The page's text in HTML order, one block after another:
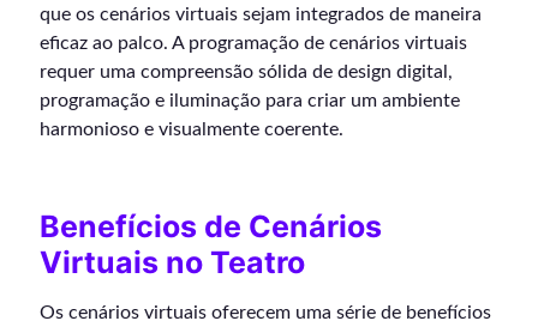
que os cenários virtuais sejam integrados de maneira
eficaz ao palco. A programação de cenários virtuais
requer uma compreensão sólida de design digital,
programação e iluminação para criar um ambiente
harmonioso e visualmente coerente.
Benefícios de Cenários
Virtuais no Teatro
Os cenários virtuais oferecem uma série de benefícios